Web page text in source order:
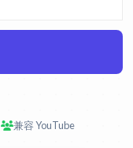
兼容 YouTube